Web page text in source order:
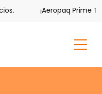
¡Aeropaq Prime TE